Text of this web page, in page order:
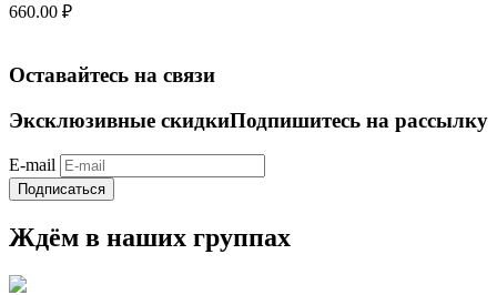
660.00 ₽
Оставайтесь на связи
Эксклюзивные скидкиПодпишитесь на рассылку
E-mail
Подписаться
Ждём в наших группах